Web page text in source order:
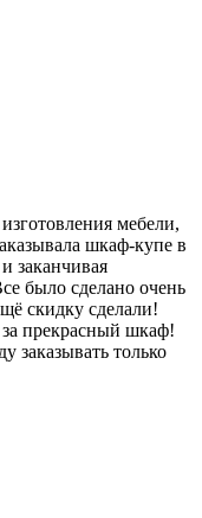
мебели,
шкаф-купе в
заканчивая
было сделано очень
скидку сделали!
за прекрасный шкаф!
заказывать только